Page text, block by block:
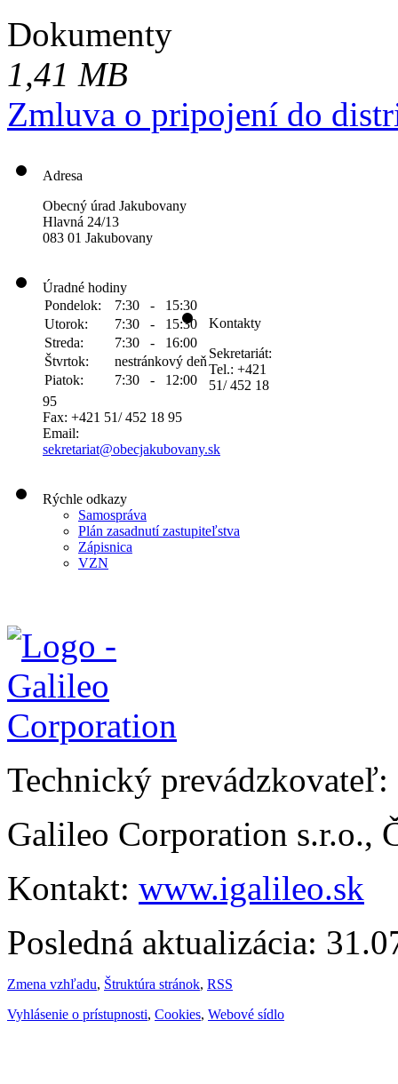
Dokumenty
1,41 MB
Zmluva o pripojení do
Adresa
Obecný úrad Jakubovany
Hlavná 24/13
083 01 Jakubovany
Úradné hodiny
Pondelok:
7:30 - 15:30
Utorok:
7:30 - 15:30
Streda:
7:30 - 16:00
Štvrtok:
nestránkový deň
Piatok:
7:30 - 12:00
Kontakty
Sekretariát:
Tel.: +421
51/ 452 18
95
Fax: +421 51/ 452 18 95
Email:
sekretariat@obecjakubovany.sk
Rýchle odkazy
Samospráva
Plán zasadnutí zastupiteľstva
Zápisnica
VZN
Technický prevádzkovateľ:
Galileo Corporation s.r.o.,
Kontakt: www.igalileo.sk
Posledná aktualizácia:
Zmena vzhľadu, Štruktúra stránok, RSS
Vyhlásenie o prístupnosti, Cookies, Webové sídlo